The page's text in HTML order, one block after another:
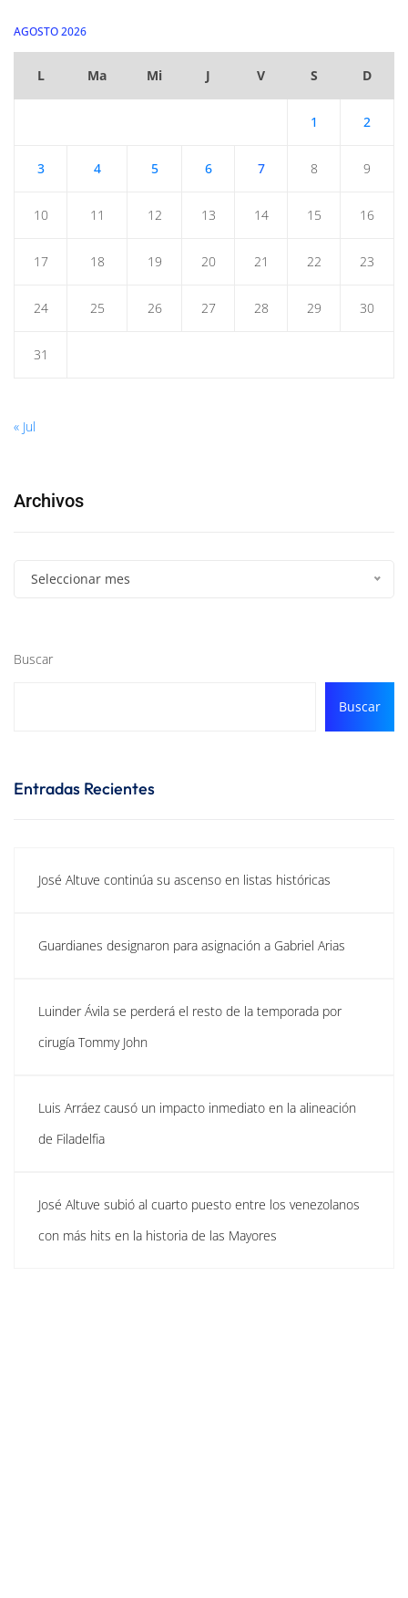
AGOSTO 2026
L Ma Mi J V S D
1 2
3 4 5 6 7 8 9
10 11 12 13 14 15 16
17 18 19 20 21 22 23
24 25 26 27 28 29 30
31
« Jul
Archivos
Seleccionar mes
Buscar
Buscar
Entradas Recientes
José Altuve continúa su ascenso en listas históricas
Guardianes designaron para asignación a Gabriel Arias
Luinder Ávila se perderá el resto de la temporada por
cirugía Tommy John
Luis Arráez causó un impacto inmediato en la alineación
de Filadelfia
José Altuve subió al cuarto puesto entre los venezolanos
con más hits en la historia de las Mayores